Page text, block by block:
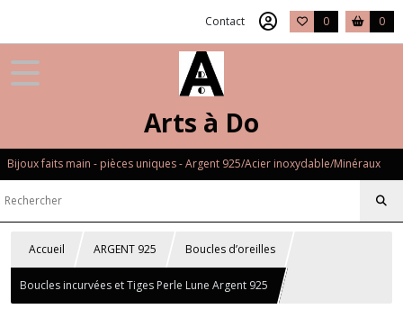
Contact 0 0
Arts à Do
Bijoux faits main - pièces uniques - Argent 925/Acier inoxydable/Minéraux
Accueil ARGENT 925 Boucles d’oreilles
Boucles incurvées et Tiges Perle Lune Argent 925